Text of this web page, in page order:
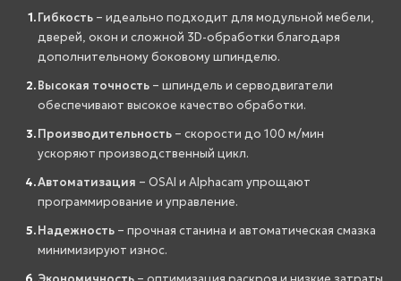
Гибкость – идеально подходит для модульной мебели,
дверей, окон и сложной 3D-обработки благодаря
дополнительному боковому шпинделю.
Высокая точность – шпиндель и серводвигатели
обеспечивают высокое качество обработки.
Производительность – скорости до 100 м/мин
ускоряют производственный цикл.
Автоматизация – OSAI и Alphacam упрощают
программирование и управление.
Надежность – прочная станина и автоматическая смазка
минимизируют износ.